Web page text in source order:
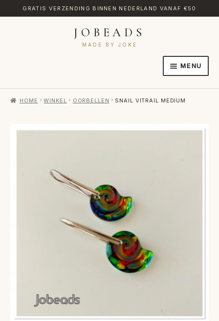
GRATIS VERZENDING BINNEN NEDERLAND VANAF €50
JOBEADS
MADE BY JOKE
MENU
WINKELWAGEN
HOME WINKEL OORBELLEN SNAIL VITRAIL MEDIUM